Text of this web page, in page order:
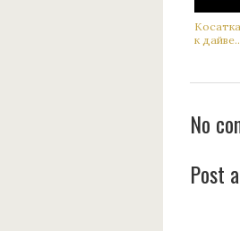
к
No
Post